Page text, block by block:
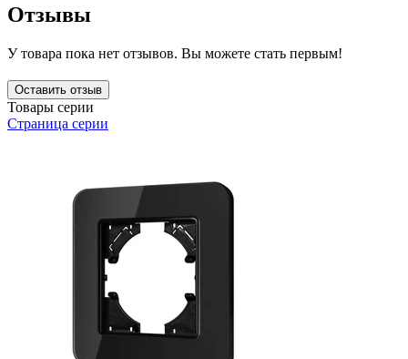
Отзывы
У товара пока нет отзывов. Вы можете стать первым!
Оставить отзыв
Товары серии
Страница серии